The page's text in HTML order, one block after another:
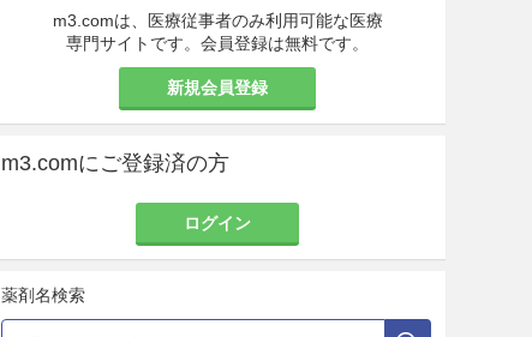
m3.comは、医療従事者のみ利用可能な医療
専門サイトです。会員登録は無料です。
新規会員登録
m3.comにご登録済の方
ログイン
薬剤名検索